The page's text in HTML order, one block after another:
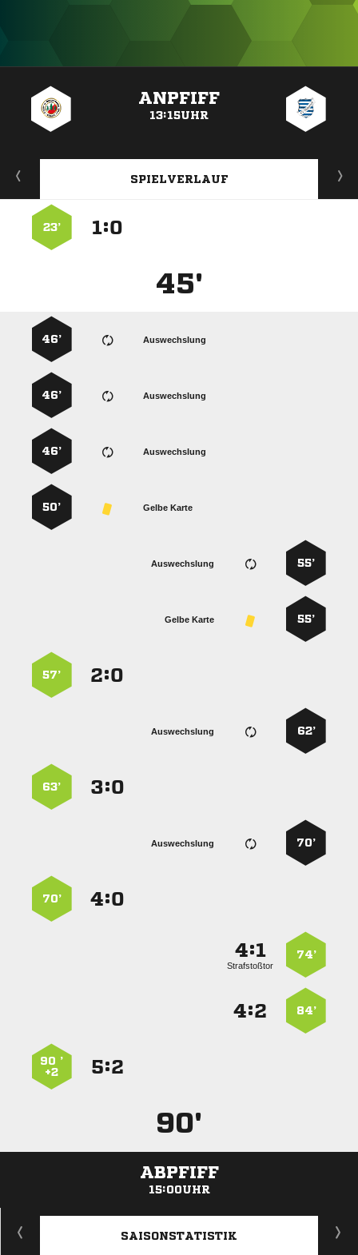
ANPFIFF
13:15UHR
SPIELVERLAUF
:
23’
45'
Auswechslung
46’
Auswechslung
46’
Auswechslung
46’
Gelbe Karte
50’
55’
Auswechslung
55’
Gelbe Karte
:
57’
62’
Auswechslung
:
63’
70’
Auswechslung
:
70’
74’
:
Strafstoßtor
84’
:
:
90 ’
+2
90'
ABPFIFF
15:00UHR
ANZEIGE
SAISONSTATISTIK